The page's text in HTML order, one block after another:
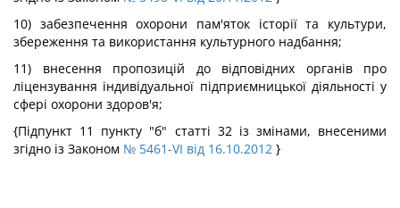
10) забезпечення охорони пам'яток історії та культури,
збереження та використання культурного надбання;
11) внесення пропозицій до відповідних органів про
ліцензування індивідуальної підприємницької діяльності у
сфері охорони здоров'я;
{Підпункт 11 пункту "б" статті 32 із змінами, внесеними
згідно із Законом № 5461-VI від 16.10.2012 }